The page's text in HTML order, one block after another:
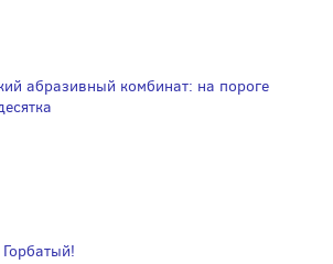
абразивный комбинат: на пороге